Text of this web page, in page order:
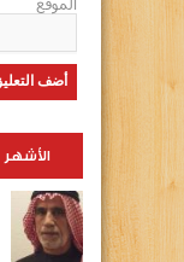
الأشهر